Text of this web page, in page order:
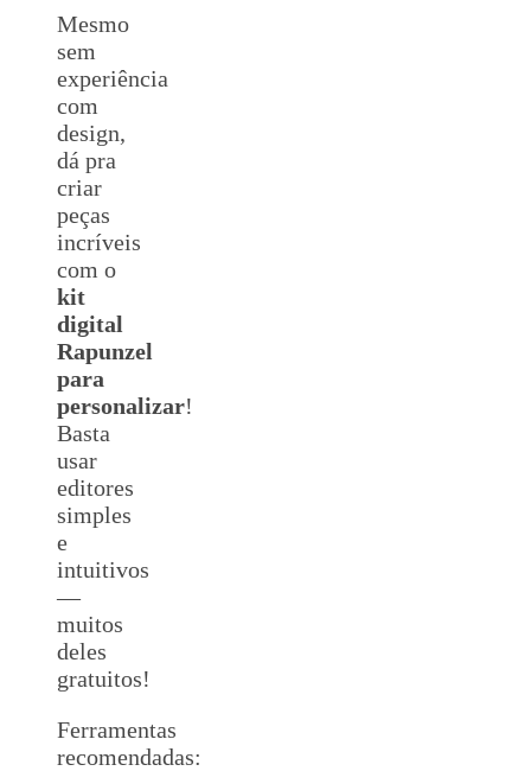
Mesmo
sem
experiência
com
design,
dá pra
criar
peças
incríveis
com o
kit
digital
Rapunzel
para
personalizar!
Basta
usar
editores
simples
e
intuitivos
—
muitos
deles
gratuitos!
Ferramentas
recomendadas: